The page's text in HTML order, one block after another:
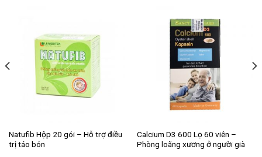
Natufib Hộp 20 gói – Hỗ trợ điều
trị táo bón
Calcium D3 600 Lọ 60 viên –
Phòng loãng xương ở người già